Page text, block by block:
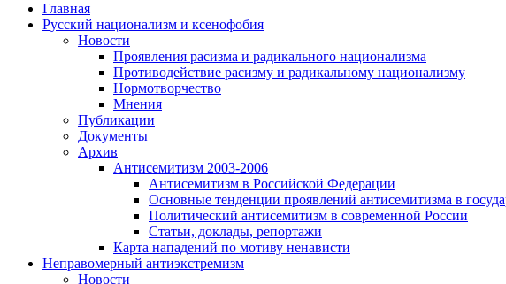
Главная
Русский национализм и ксенофобия
Новости
Проявления расизма и радикального национализма
Противодействие расизму и радикальному национализму
Нормотворчество
Мнения
Публикации
Документы
Архив
Антисемитизм 2003-2006
Антисемитизм в Российской Федерации
Основные тенденции проявлений антисемитизма в
Политический антисемитизм в современной России
Статьи, доклады, репортажи
Карта нападений по мотиву ненависти
Неправомерный антиэкстремизм
Новости